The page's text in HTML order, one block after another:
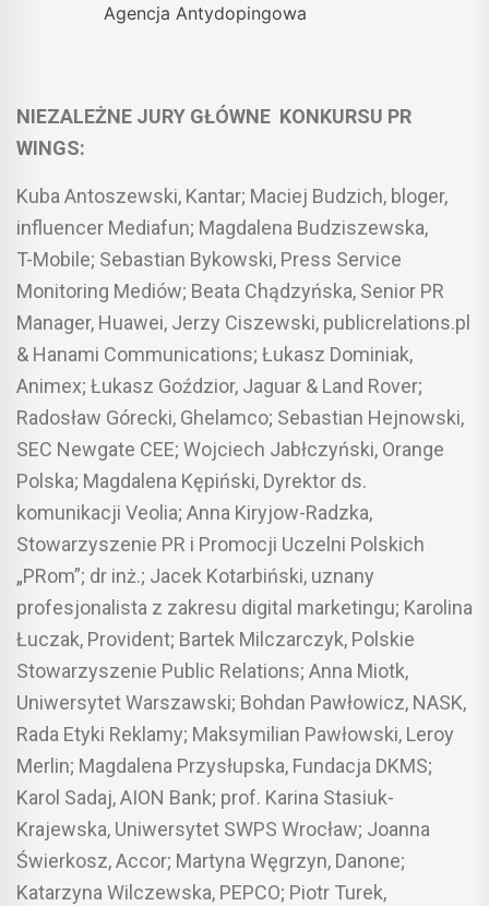
Agencja Antydopingowa
NIEZALEŻNE JURY GŁÓWNE KONKURSU PR
WINGS:
Kuba Antoszewski, Kantar; Maciej Budzich, bloger,
influencer Mediafun; Magdalena Budziszewska,
T-Mobile; Sebastian Bykowski, Press Service
Monitoring Mediów; Beata Chądzyńska, Senior PR
Manager, Huawei, Jerzy Ciszewski, publicrelations.pl
& Hanami Communications; Łukasz Dominiak,
Animex; Łukasz Goździor, Jaguar & Land Rover;
Radosław Górecki, Ghelamco; Sebastian Hejnowski,
SEC Newgate CEE; Wojciech Jabłczyński, Orange
Polska; Magdalena Kępiński, Dyrektor ds.
komunikacji Veolia; Anna Kiryjow-Radzka,
Stowarzyszenie PR i Promocji Uczelni Polskich
„PRom”; dr inż.; Jacek Kotarbiński, uznany
profesjonalista z zakresu digital marketingu; Karolina
Łuczak, Provident; Bartek Milczarczyk, Polskie
Stowarzyszenie Public Relations; Anna Miotk,
Uniwersytet Warszawski; Bohdan Pawłowicz, NASK,
Rada Etyki Reklamy; Maksymilian Pawłowski, Leroy
Merlin; Magdalena Przysłupska, Fundacja DKMS;
Karol Sadaj, AION Bank; prof. Karina Stasiuk-
Krajewska, Uniwersytet SWPS Wrocław; Joanna
Świerkosz, Accor; Martyna Węgrzyn, Danone;
Katarzyna Wilczewska, PEPCO; Piotr Turek,